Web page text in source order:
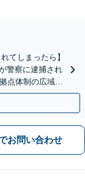
てしまったら】
警察に逮捕され
点体制の広域対
お問い合わせ